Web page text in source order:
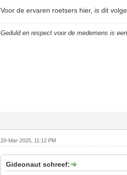
Voor de ervaren roetsers hier, is dit
Geduld en respect voor de medemens is
20-Mar-2025, 11:12 PM
Gideonaut schreef: